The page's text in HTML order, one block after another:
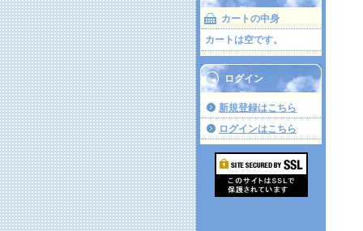
カートの中身
カートは空です。
ログイン
新規登録はこちら
ログインはこちら